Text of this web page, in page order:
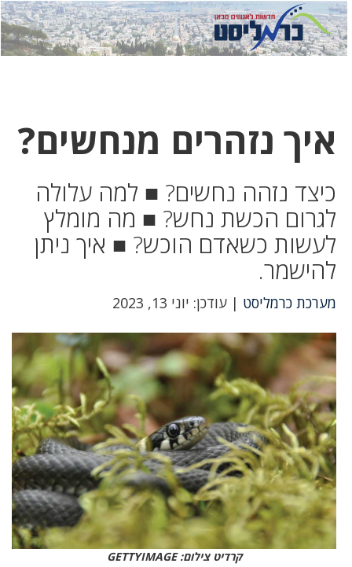
לחץ
כאן
לחץ
כדי
איך נזהרים מנחשים?
כיצד נזהה נחשים? ■ למה עלולה
לגרום הכשת נחש? ■ מה מומלץ
לעשות כשאדם הוכש? ■ איך ניתן
להישמר.
מערכת כרמליסט| עודכן: יוני 13, 2023
קרדיט צילום: GETTYIMAGE